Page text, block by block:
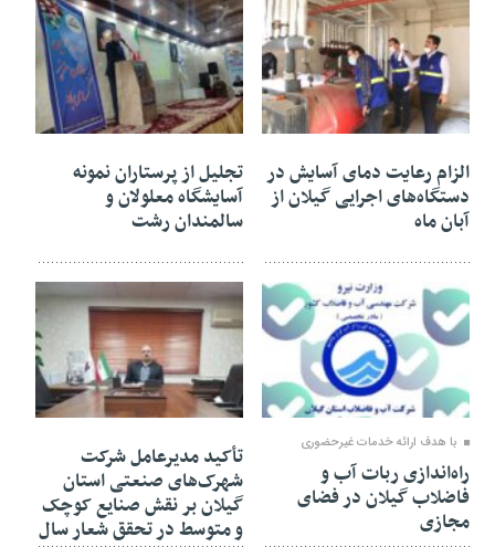
۰۶ آبان ۱۴۰۴
الزام رعایت دمای آسایش در
دستگاه‌های اجرایی گیلان از
آبان ماه
۰۶ آبان ۱۴۰۴
تجلیل از پرستاران نمونه
آسایشگاه معلولان و
سالمندان رشت
با هدف ارائه خدمات غیرحضوری
راه‌اندازی ربات آب و
فاضلاب گیلان در فضای
مجازی
۰۶ آبان ۱۴۰۴
تأکید مدیرعامل شرکت
شهرک‌های صنعتی استان
گیلان بر نقش صنایع کوچک
و متوسط در تحقق شعار سال